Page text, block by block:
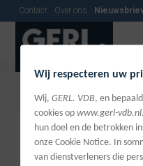
Contact Over ons
Wij respecteren uw
Wij, GERL. VDB, en
cookies op www.gerl-vdb.nl
hun doel en de betrokken
onze Cookie Notice. In
van dienstverleners die